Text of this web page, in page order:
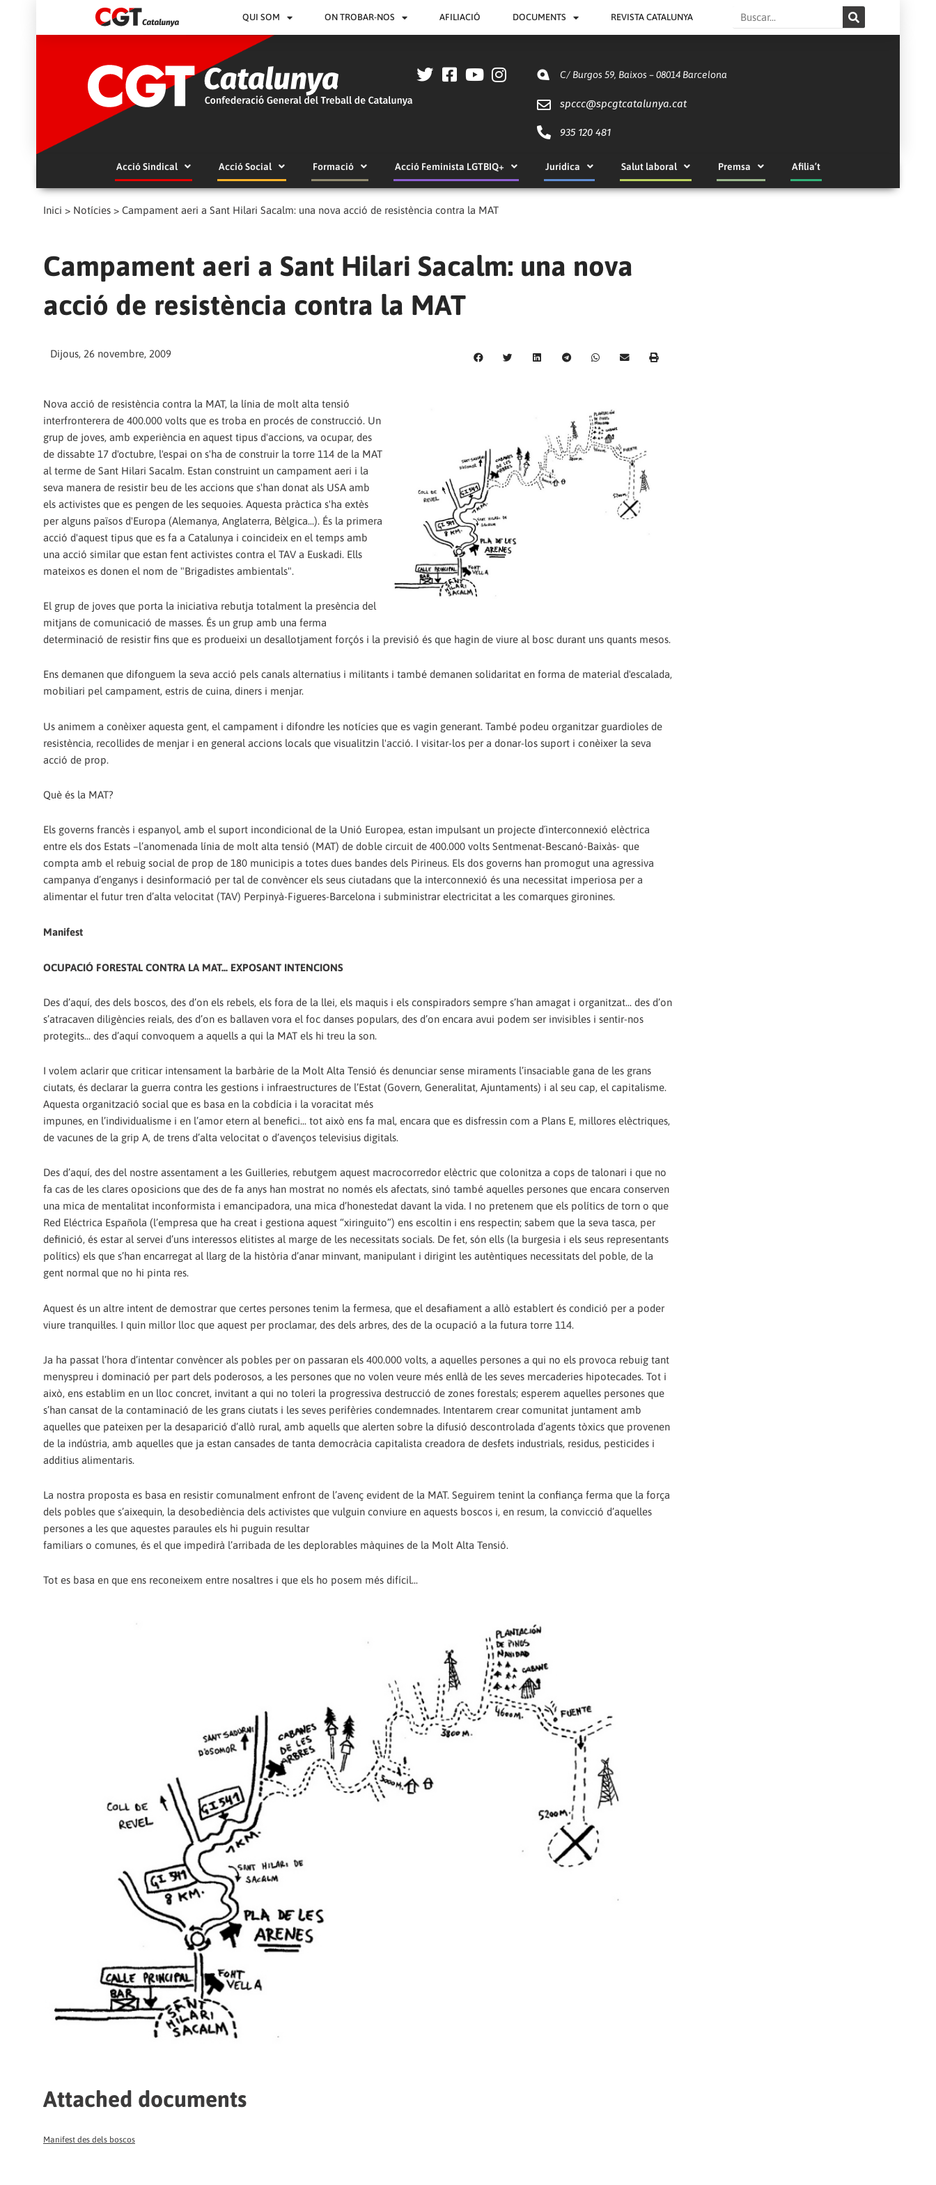
QUI SOM ON TROBAR-NOS AFILIACIÓ DOCUMENTS REVISTA CATALUNYA Search
C/ Burgos 59, Baixos – 08014 Barcelona
spccc@spcgtcatalunya.cat
935 120 481
Acció Sindical Acció Social Formació Acció Feminista LGTBIQ+ Jurídica Salut laboral Premsa Afilia’t
Inici > Notícies > Campament aeri a Sant Hilari Sacalm: una nova acció de resistència contra la MAT
Campament aeri a Sant Hilari Sacalm: una nova
acció de resistència contra la MAT
Dijous, 26 novembre, 2009
Nova acció de resistència contra la MAT, la línia de molt alta tensió
interfronterera de 400.000 volts que es troba en procés de construcció. Un
grup de joves, amb experiència en aquest tipus d'accions, va ocupar, des
de dissabte 17 d'octubre, l'espai on s'ha de construir la torre 114 de la MAT
al terme de Sant Hilari Sacalm. Estan construint un campament aeri i la
seva manera de resistir beu de les accions que s'han donat als USA amb
els activistes que es pengen de les sequoies. Aquesta pràctica s'ha extès
per alguns països d'Europa (Alemanya, Anglaterra, Bèlgica...). És la primera
acció d'aquest tipus que es fa a Catalunya i coincideix en el temps amb
una acció similar que estan fent activistes contra el TAV a Euskadi. Ells
mateixos es donen el nom de "Brigadistes ambientals".
El grup de joves que porta la iniciativa rebutja totalment la presència del
mitjans de comunicació de masses. És un grup amb una ferma
determinació de resistir fins que es produeixi un desallotjament forçós i la previsió és que hagin de viure al bosc durant uns quants mesos.
Ens demanen que difonguem la seva acció pels canals alternatius i militants i també demanen solidaritat en forma de material d'escalada,
mobiliari pel campament, estris de cuina, diners i menjar.
Us animem a conèixer aquesta gent, el campament i difondre les notícies que es vagin generant. També podeu organitzar guardioles de
resistència, recollides de menjar i en general accions locals que visualitzin l'acció. I visitar-los per a donar-los suport i conèixer la seva
acció de prop.
Què és la MAT?
Els governs francès i espanyol, amb el suport incondicional de la Unió Europea, estan impulsant un projecte d´interconnexió elèctrica
entre els dos Estats –l’anomenada línia de molt alta tensió (MAT) de doble circuit de 400.000 volts Sentmenat-Bescanó-Baixàs- que
compta amb el rebuig social de prop de 180 municipis a totes dues bandes dels Pirineus. Els dos governs han promogut una agressiva
campanya d’enganys i desinformació per tal de convèncer els seus ciutadans que la interconnexió és una necessitat imperiosa per a
alimentar el futur tren d’alta velocitat (TAV) Perpinyà-Figueres-Barcelona i subministrar electricitat a les comarques gironines.
Manifest
OCUPACIÓ FORESTAL CONTRA LA MAT... EXPOSANT INTENCIONS
Des d’aquí, des dels boscos, des d’on els rebels, els fora de la llei, els maquis i els conspiradors sempre s’han amagat i organitzat... des d’on
s’atracaven diligències reials, des d’on es ballaven vora el foc danses populars, des d’on encara avui podem ser invisibles i sentir-nos
protegits... des d’aquí convoquem a aquells a qui la MAT els hi treu la son.
I volem aclarir que criticar intensament la barbàrie de la Molt Alta Tensió és denunciar sense miraments l’insaciable gana de les grans
ciutats, és declarar la guerra contra les gestions i infraestructures de l’Estat (Govern, Generalitat, Ajuntaments) i al seu cap, el capitalisme.
Aquesta organització social que es basa en la cobdícia i la voracitat més
impunes, en l’individualisme i en l’amor etern al benefici... tot això ens fa mal, encara que es disfressin com a Plans E, millores elèctriques,
de vacunes de la grip A, de trens d’alta velocitat o d’avenços televisius digitals.
Des d’aquí, des del nostre assentament a les Guilleries, rebutgem aquest macrocorredor elèctric que colonitza a cops de talonari i que no
fa cas de les clares oposicions que des de fa anys han mostrat no només els afectats, sinó també aquelles persones que encara conserven
una mica de mentalitat inconformista i emancipadora, una mica d’honestedat davant la vida. I no pretenem que els polítics de torn o que
Red Eléctrica Española (l’empresa que ha creat i gestiona aquest “xiringuito”) ens escoltin i ens respectin; sabem que la seva tasca, per
definició, és estar al servei d’uns interessos elitistes al marge de les necessitats socials. De fet, són ells (la burgesia i els seus representants
polítics) els que s’han encarregat al llarg de la història d’anar minvant, manipulant i dirigint les autèntiques necessitats del poble, de la
gent normal que no hi pinta res.
Aquest és un altre intent de demostrar que certes persones tenim la fermesa, que el desafiament a allò establert és condició per a poder
viure tranquil·les. I quin millor lloc que aquest per proclamar, des dels arbres, des de la ocupació a la futura torre 114.
Ja ha passat l’hora d’intentar convèncer als pobles per on passaran els 400.000 volts, a aquelles persones a qui no els provoca rebuig tant
menyspreu i dominació per part dels poderosos, a les persones que no volen veure més enllà de les seves mercaderies hipotecades. Tot i
això, ens establim en un lloc concret, invitant a qui no toleri la progressiva destrucció de zones forestals; esperem aquelles persones que
s’han cansat de la contaminació de les grans ciutats i les seves perifèries condemnades. Intentarem crear comunitat juntament amb
aquelles que pateixen per la desaparició d’allò rural, amb aquells que alerten sobre la difusió descontrolada d’agents tòxics que provenen
de la indústria, amb aquelles que ja estan cansades de tanta democràcia capitalista creadora de desfets industrials, residus, pesticides i
additius alimentaris.
La nostra proposta es basa en resistir comunalment enfront de l’avenç evident de la MAT. Seguirem tenint la confiança ferma que la força
dels pobles que s’aixequin, la desobediència dels activistes que vulguin conviure en aquests boscos i, en resum, la convicció d’aquelles
persones a les que aquestes paraules els hi puguin resultar
familiars o comunes, és el que impedirà l’arribada de les deplorables màquines de la Molt Alta Tensió.
Tot es basa en que ens reconeixem entre nosaltres i que els ho posem més difícil...
Attached documents
Manifest des dels boscos